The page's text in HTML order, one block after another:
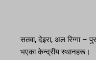
सतवा, देइरा, अल रिग्गा –
भएका केन्द्रीय स्थानहरू।